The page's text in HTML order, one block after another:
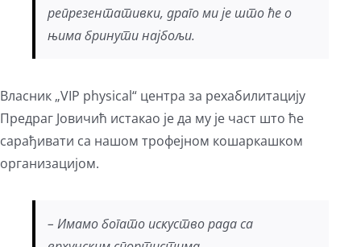
репрезентативки, драго ми је што ће о
њима бринути најбољи.
Власник „VIP physical“ центра за рехабилитацију
Предраг Јовичић истакао је да му је част што ће
сарађивати са нашом трофејном кошаркашком
организацијом.
– Имамо богато искуство рада са